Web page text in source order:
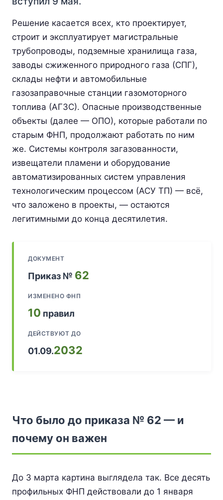
Решение касается всех, кто проектирует,
строит и эксплуатирует магистральные
трубопроводы, подземные хранилища газа,
заводы сжиженного природного газа (СПГ),
склады нефти и автомобильные
газозаправочные станции газомоторного
топлива (АГЗС). Опасные производственные
объекты (далее — ОПО), которые работали по
старым ФНП, продолжают работать по ним
же. Системы контроля загазованности,
извещатели пламени и оборудование
автоматизированных систем управления
технологическим процессом (АСУ ТП) — всё,
что заложено в проекты, — остаются
легитимными до конца десятилетия.
ДОКУМЕНТ
Приказ № 62
ИЗМЕНЕНО ФНП
10 правил
ДЕЙСТВУЮТ ДО
01.09.2032
Что было до приказа № 62 — и
почему он важен
До 3 марта картина выглядела так. Все десять
профильных ФНП действовали до 1 января